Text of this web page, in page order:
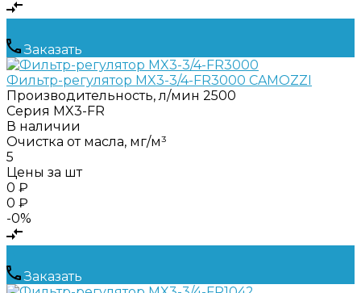
Заказать
Фильтр-регулятор MX3-3/4-FR3000 CAMOZZI
Производительность, л/мин 2500
Серия MX3-FR
В наличии
Очистка от масла, мг/м³
5
Цены за шт
0 ₽
0 ₽
-0%
Заказать